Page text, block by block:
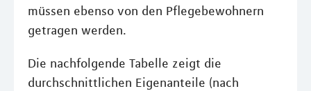
müssen ebenso von den Pflegebewohnern
getragen werden.
Die nachfolgende Tabelle zeigt die
durchschnittlichen Eigenanteile (nach